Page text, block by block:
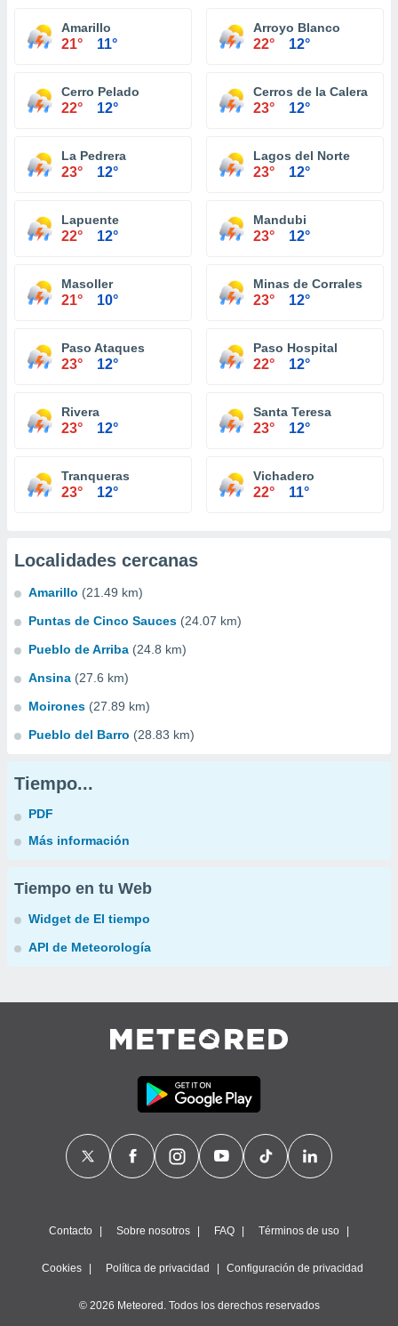
Amarillo
21° 11°
Arroyo Blanco
22° 12°
Cerro Pelado
22° 12°
Cerros de la Calera
23° 12°
La Pedrera
23° 12°
Lagos del Norte
23° 12°
Lapuente
22° 12°
Mandubi
23° 12°
Masoller
21° 10°
Minas de Corrales
23° 12°
Paso Ataques
23° 12°
Paso Hospital
22° 12°
Rivera
23° 12°
Santa Teresa
23° 12°
Tranqueras
23° 12°
Vichadero
22° 11°
Localidades cercanas
Amarillo (21.49 km)
Puntas de Cinco Sauces (24.07 km)
Pueblo de Arriba (24.8 km)
Ansina (27.6 km)
Moirones (27.89 km)
Pueblo del Barro (28.83 km)
Tiempo...
PDF
Más información
Tiempo en tu Web
Widget de El tiempo
API de Meteorología
Contacto Sobre nosotros FAQ Términos de uso
Cookies Política de privacidad Configuración de privacidad
© 2026 Meteored. Todos los derechos reservados